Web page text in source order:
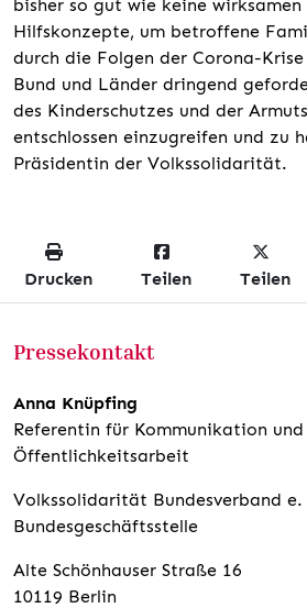
bisher so gut wie keine
Hilfskonzepte, um betroffene
durch die Folgen der Corona-
Bund und Länder dringend
des Kinderschutzes und der
entschlossen einzugreifen und zu
Präsidentin der Volkssolidarität.
Drucken Teilen Teilen
Pressekontakt
Anna Knüpfing
Referentin für Kommunikation und
Öffentlichkeitsarbeit
Volkssolidarität Bundesverband e.
Bundesgeschäftsstelle
Alte Schönhauser Straße 16
10119 Berlin